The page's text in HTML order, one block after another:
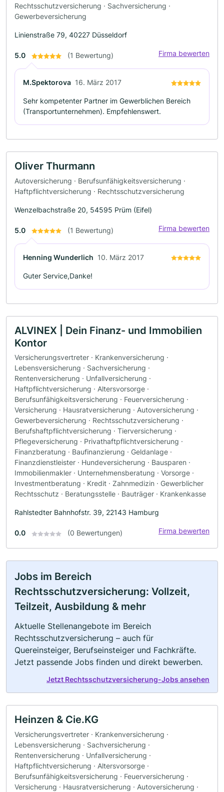
Rechtsschutzversicherung · Sachversicherung ·
Gewerbeversicherung
Linienstraße 79, 40227 Düsseldorf
5.0 (1 Bewertung) Firma bewerten
M.Spektorova 16. März 2017
Sehr kompetenter Partner im Gewerblichen Bereich
(Transportunternehmen). Empfehlenswert.
Oliver Thurmann
Autoversicherung · Berufsunfähigkeitsversicherung ·
Haftpflichtversicherung · Rechtsschutzversicherung
Wenzelbachstraße 20, 54595 Prüm (Eifel)
5.0 (1 Bewertung) Firma bewerten
Henning Wunderlich 10. März 2017
Guter Service,Danke!
ALVINEX | Dein Finanz- und Immobilien
Kontor
Versicherungsvertreter · Krankenversicherung ·
Lebensversicherung · Sachversicherung ·
Rentenversicherung · Unfallversicherung ·
Haftpflichtversicherung · Altersvorsorge ·
Berufsunfähigkeitsversicherung · Feuerversicherung ·
Versicherung · Hausratversicherung · Autoversicherung ·
Gewerbeversicherung · Rechtsschutzversicherung ·
Berufshaftpflichtversicherung · Tierversicherung ·
Pflegeversicherung · Privathaftpflichtversicherung ·
Finanzberatung · Baufinanzierung · Geldanlage ·
Finanzdienstleister · Hundeversicherung · Bausparen ·
Immobilienmakler · Unternehmensberatung · Vorsorge ·
Investmentberatung · Kredit · Zahnmedizin · Gewerblicher
Rechtsschutz · Beratungsstelle · Bauträger · Krankenkasse
Rahlstedter Bahnhofstr. 39, 22143 Hamburg
0.0 (0 Bewertungen) Firma bewerten
Jobs im Bereich
Rechtsschutzversicherung: Vollzeit,
Teilzeit, Ausbildung & mehr
Aktuelle Stellenangebote im Bereich
Rechtsschutzversicherung – auch für
Quereinsteiger, Berufseinsteiger und Fachkräfte.
Jetzt passende Jobs finden und direkt bewerben.
Jetzt Rechtsschutzversicherung-Jobs ansehen
Heinzen & Cie.KG
Versicherungsvertreter · Krankenversicherung ·
Lebensversicherung · Sachversicherung ·
Rentenversicherung · Unfallversicherung ·
Haftpflichtversicherung · Altersvorsorge ·
Berufsunfähigkeitsversicherung · Feuerversicherung ·
Versicherung · Hausratversicherung · Autoversicherung ·